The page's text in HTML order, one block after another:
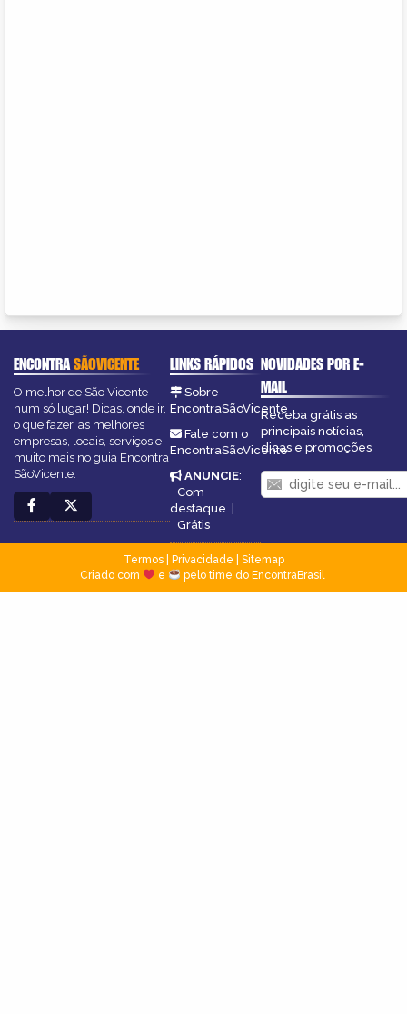
ENCONTRASÃOVICENTE
O melhor de São Vicente
num só lugar! Dicas, onde ir,
o que fazer, as melhores
empresas, locais, serviços e
muito mais no guia Encontra
SãoVicente.
LINKS RÁPIDOS
Sobre
EncontraSãoVicente
Fale com o
EncontraSãoVicente
ANUNCIE:
Com
destaque
Grátis
NOVIDADES POR E-
MAIL
Receba grátis as
principais notícias,
dicas e promoções
Termos| Privacidade
Sitemap
Criado com
e pelo time do EncontraBrasil